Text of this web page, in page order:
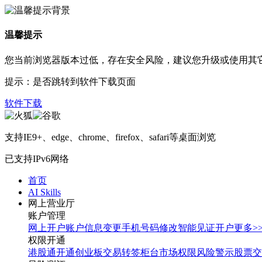
温馨提示
您当前浏览器版本过低，存在安全风险，建议您升级或使用其
提示：是否跳转到软件下载页面
软件下载
支持IE9+、edge、chrome、firefox、safari等桌面浏览
已支持IPv6网络
首页
AI Skills
网上营业厅
账户管理
网上开户账户信息变更手机号码修改智能见证开户更多
权限开通
港股通开通创业板交易转签柜台市场权限风险警示股票